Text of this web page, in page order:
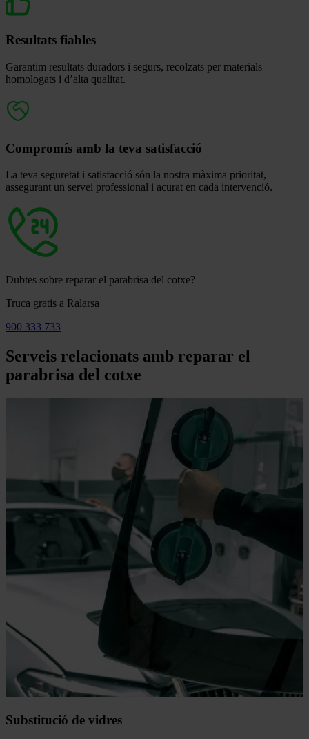
Resultats fiables
Garantim resultats duradors i segurs, recolzats per materials
homologats i d’alta qualitat.
Compromís amb la teva satisfacció
La teva seguretat i satisfacció són la nostra màxima prioritat,
assegurant un servei professional i acurat en cada intervenció.
Dubtes sobre reparar el parabrisa del cotxe?
Truca gratis a Ralarsa
900 333 733
Serveis relacionats amb reparar el
parabrisa del cotxe
Substitució de vidres